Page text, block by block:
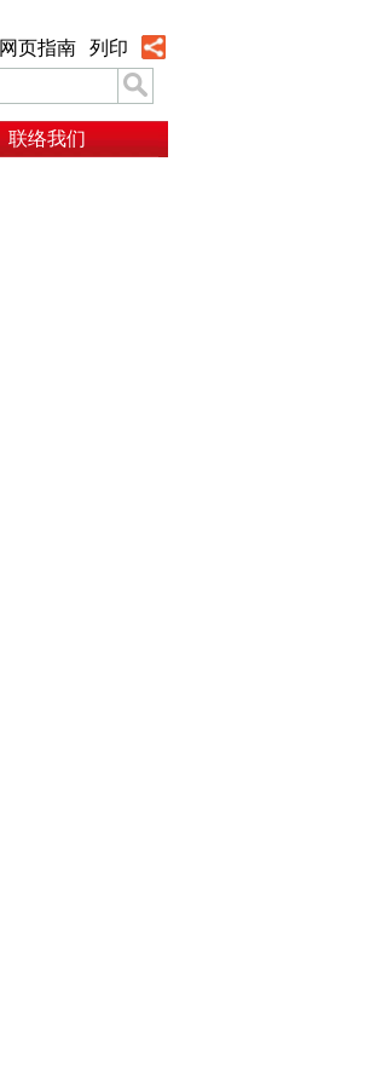
网页指南 列印
联络我们